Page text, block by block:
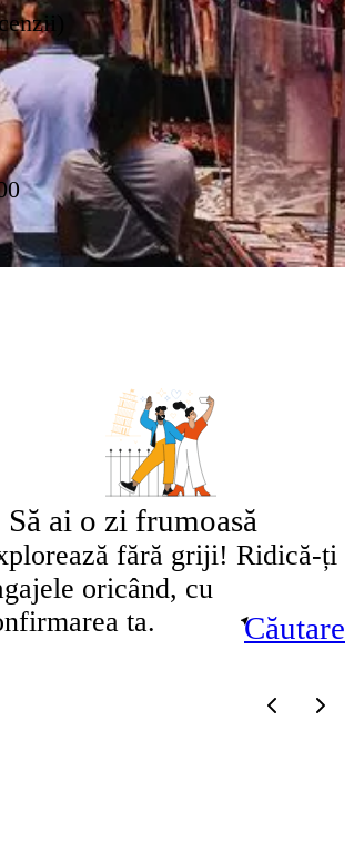
Căutare
Să ai o zi frumoasă
fără griji! Ridică-ți
oricând, cu
ta.